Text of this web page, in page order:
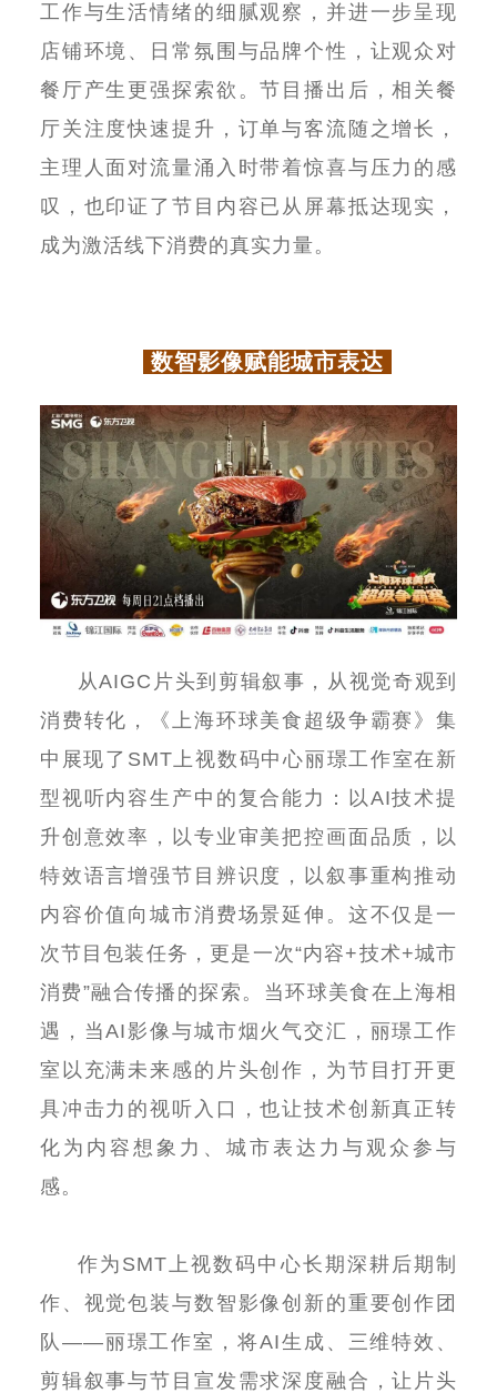
工作与生活情绪的细腻观察，并进一步呈现
店铺环境、日常氛围与品牌个性，让观众对
餐厅产生更强探索欲。节目播出后，相关餐
厅关注度快速提升，订单与客流随之增长，
主理人面对流量涌入时带着惊喜与压力的感
叹，也印证了节目内容已从屏幕抵达现实，
成为激活线下消费的真实力量。
数智影像赋能城市表达
从AIGC 片头到剪辑叙事，从视觉奇观到
消费转化，《上海环球美食超级争霸赛》集
中展现了 SMT 上视数码中心丽璟工作室在新
型视听内容生产中的复合能力：以 AI技术提
升创意效率，以专业审美把控画面品质，以
特效语言增强节目辨识度，以叙事重构推动
内容价值向城市消费场景延伸。这不仅是一
次节目包装任务，更是一次“内容+技术+城市
消费”融合传播的探索。当环球美食在上海相
遇，当AI影像与城市烟火气交汇，丽璟工作
室以充满未来感的片头创作，为节目打开更
具冲击力的视听入口，也让技术创新真正转
化为内容想象力、城市表达力与观众参与
感。
作为 SMT 上视数码中心长期深耕后期制
作、视觉包装与数智影像创新的重要创作团
队 ——丽璟工作室，将AI生成、三维特效、
剪辑叙事与节目宣发需求深度融合，让片头